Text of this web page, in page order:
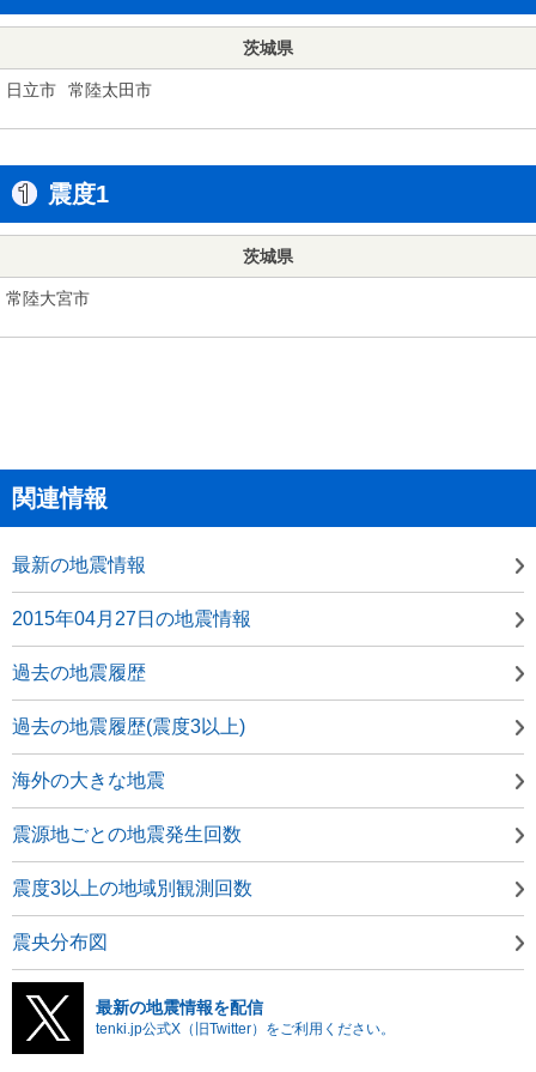
茨城県
日立市 常陸太田市
震度1
茨城県
常陸大宮市
関連情報
最新の地震情報
2015年04月27日の地震情報
過去の地震履歴
過去の地震履歴(震度3以上)
海外の大きな地震
震源地ごとの地震発生回数
震度3以上の地域別観測回数
震央分布図
最新の地震情報を配信
tenki.jp公式X（旧Twitter）をご利用ください。